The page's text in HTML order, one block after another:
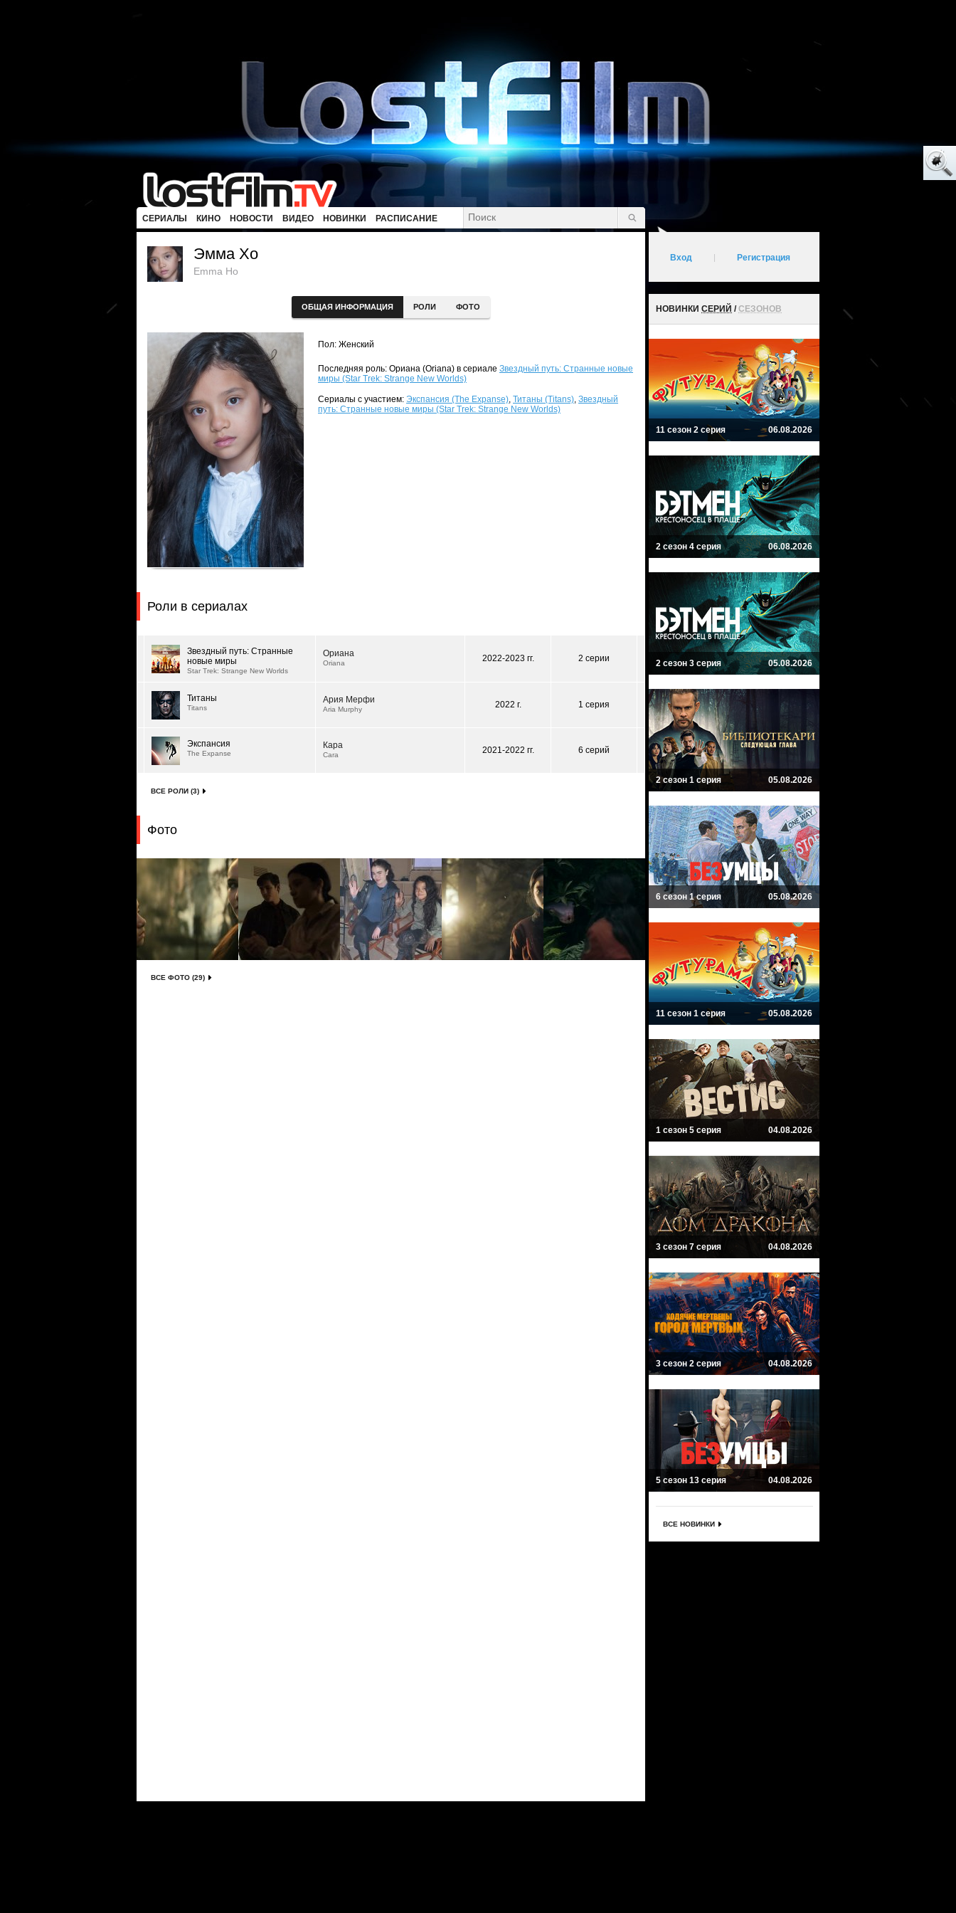
СЕРИАЛЫ КИНО НОВОСТИ ВИДЕО НОВИНКИ РАСПИСАНИЕ
Эмма Хо
Emma Ho
ОБЩАЯ ИНФОРМАЦИЯ РОЛИ ФОТО
Пол: Женский
Последняя роль: Ориана (Oriana) в сериале Звездный путь: Странные новые
миры (Star Trek: Strange New Worlds)
Сериалы с участием: Экспансия (The Expanse), Титаны (Titans), Звездный
путь: Странные новые миры (Star Trek: Strange New Worlds)
Роли в сериалах
Звездный путь: Странные
новые миры
Star Trek: Strange New Worlds
Ориана
Oriana 2022-2023 гг. 2 серии
Титаны
Titans
Ария Мерфи
Aria Murphy 2022 г. 1 серия
Экспансия
The Expanse
Кара
Cara 2021-2022 гг. 6 серий
ВСЕ РОЛИ (3)
Фото
ВСЕ ФОТО (29)
Вход Регистрация
НОВИНКИ СЕРИЙ /СЕЗОНОВ
11 сезон 2 серия 06.08.2026
2 сезон 4 серия 06.08.2026
2 сезон 3 серия 05.08.2026
2 сезон 1 серия 05.08.2026
6 сезон 1 серия 05.08.2026
11 сезон 1 серия 05.08.2026
1 сезон 5 серия 04.08.2026
3 сезон 7 серия 04.08.2026
3 сезон 2 серия 04.08.2026
5 сезон 13 серия 04.08.2026
ВСЕ НОВИНКИ